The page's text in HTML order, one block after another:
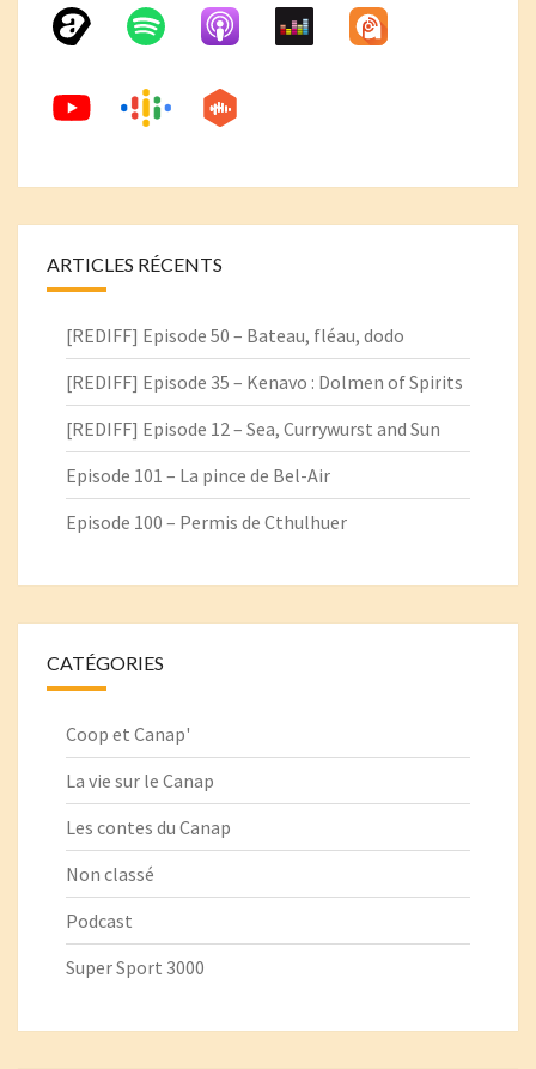
ARTICLES RÉCENTS
[REDIFF] Episode 50 – Bateau, fléau, dodo
[REDIFF] Episode 35 – Kenavo : Dolmen of Spirits
[REDIFF] Episode 12 – Sea, Currywurst and Sun
Episode 101 – La pince de Bel-Air
Episode 100 – Permis de Cthulhuer
CATÉGORIES
Coop et Canap'
La vie sur le Canap
Les contes du Canap
Non classé
Podcast
Super Sport 3000